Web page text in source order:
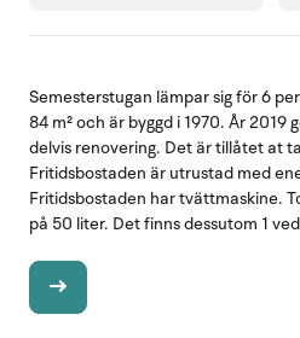
Semesterstugan lämpar sig för 6
84 m² och är byggd i 1970. År
delvis renovering. Det är tillåtet at
Fritidsbostaden är utrustad med
Fritidsbostaden har tvättmaskine.
på 50 liter. Det finns dessutom 1